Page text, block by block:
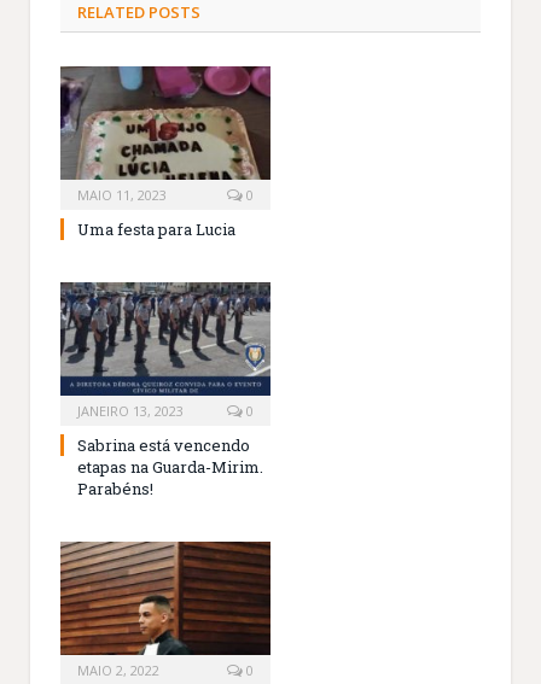
RELATED POSTS
MAIO 11, 2023 0
Uma festa para Lucia
JANEIRO 13, 2023 0
Sabrina está vencendo
etapas na Guarda-Mirim.
Parabéns!
MAIO 2, 2022 0